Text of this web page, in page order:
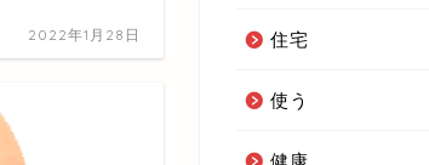
2022年1月28日 住宅
使う
健康